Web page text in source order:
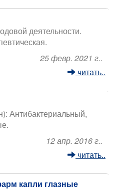
деятельности.
25 февр. 2021 г..
читать..
Антибактериальный,
12 апр. 2016 г..
читать..
капли глазные